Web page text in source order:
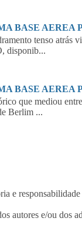
BASE AEREA
tenso atrás
disponib...
BASE AEREA
que mediou
Berlim ...
e
autores e/ou dos